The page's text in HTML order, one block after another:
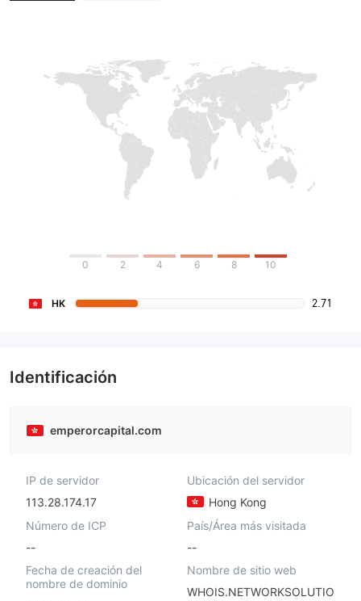
0 2 4 6 8 10
HK 2.71
Identificación
emperorcapital.com
IP de servidor
113.28.174.17
Ubicación del servidor
Hong Kong
Número de ICP
--
País/Área más visitada
--
Fecha de creación del
nombre de dominio
Nombre de sitio web
WHOIS.NETWORKSOLUTIO